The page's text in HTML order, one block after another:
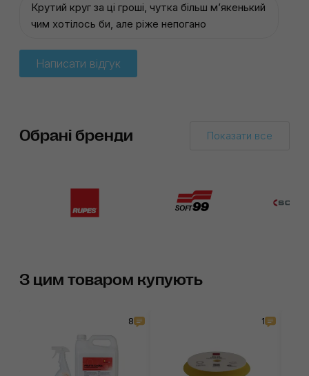
Крутий круг за ці гроші, чутка більш мʼякенький
чим хотілось би, але ріже непогано
Написати відгук
Обрані бренди Показати все
З цим товаром купують
8 1